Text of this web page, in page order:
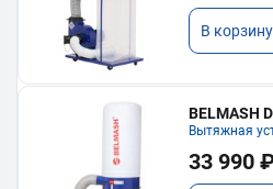
В корзину
BELMASH
Вытяжная
33 990